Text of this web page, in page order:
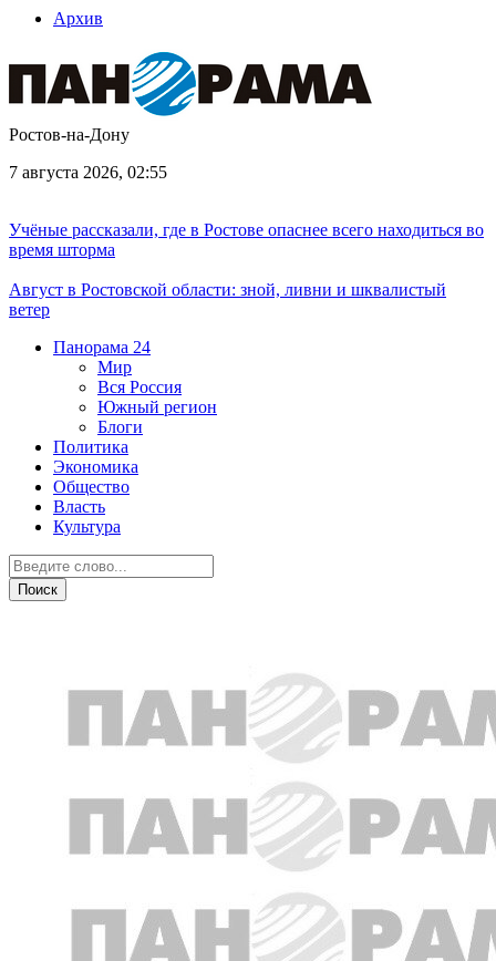
Архив
Ростов-на-Дону
7 августа 2026, 02:55
Учёные рассказали, где в Ростове опаснее всего находиться во
время шторма
Август в Ростовской области: зной, ливни и шквалистый
ветер
Панорама 24
Мир
Вся Россия
Южный регион
Блоги
Политика
Экономика
Общество
Власть
Культура